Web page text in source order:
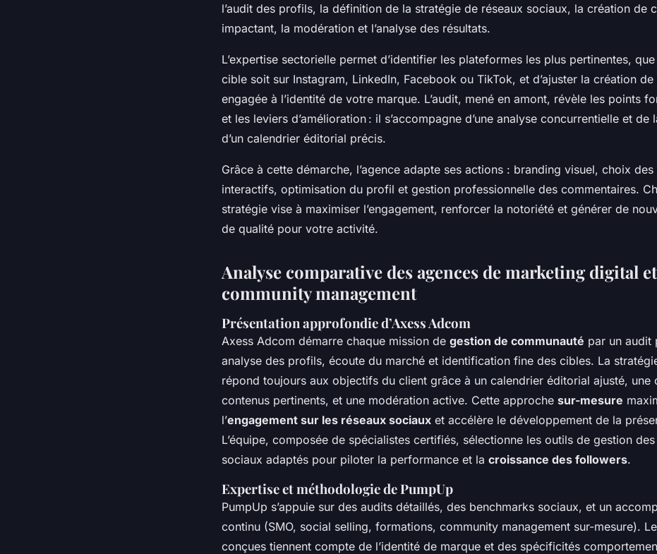
l’audit des profils, la définition de la stratégie de réseaux sociaux, la création de
impactant, la modération et l’analyse des résultats.
L’expertise sectorielle permet d’identifier les plateformes les plus pertinentes,
cible soit sur Instagram, LinkedIn, Facebook ou TikTok, et d’ajuster la création
engagée à l’identité de votre marque. L’audit, mené en amont, révèle les points
et les leviers d’amélioration : il s’accompagne d’une analyse concurrentielle et de
d’un calendrier éditorial précis.
Grâce à cette démarche, l’agence adapte ses actions : branding visuel, choix des
interactifs, optimisation du profil et gestion professionnelle des commentaires.
stratégie vise à maximiser l’engagement, renforcer la notoriété et générer de
de qualité pour votre activité.
Analyse comparative des agences de marketing digital
community management
Présentation approfondie d’Axess Adcom
Axess Adcom démarre chaque mission de gestion de communauté par un audit
analyse des profils, écoute du marché et identification fine des cibles. La
répond toujours aux objectifs du client grâce à un calendrier éditorial ajusté, une
contenus pertinents, et une modération active. Cette approche sur-mesure
l’engagement sur les réseaux sociaux et accélère le développement de la
L’équipe, composée de spécialistes certifiés, sélectionne les outils de gestion
sociaux adaptés pour piloter la performance et la croissance des followers.
Expertise et méthodologie de PumpUp
PumpUp s’appuie sur des audits détaillés, des benchmarks sociaux, et un
continu (SMO, social selling, formations, community management sur-mesure).
conçues tiennent compte de l’identité de marque et des spécificités